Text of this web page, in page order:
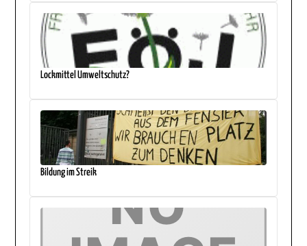
Lockmittel Umweltschutz?
Bildung im Streik